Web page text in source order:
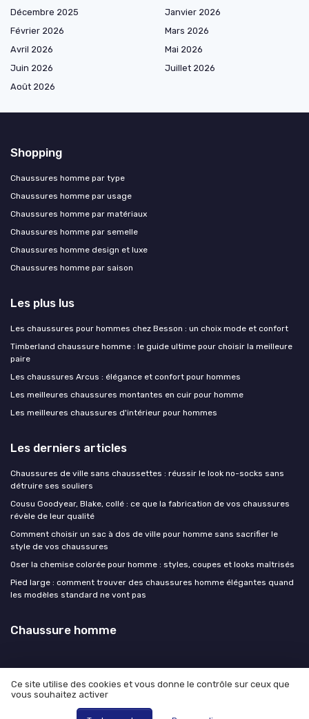
Décembre 2025
Janvier 2026
Février 2026
Mars 2026
Avril 2026
Mai 2026
Juin 2026
Juillet 2026
Août 2026
Shopping
Chaussures homme par type
Chaussures homme par usage
Chaussures homme par matériaux
Chaussures homme par semelle
Chaussures homme design et luxe
Chaussures homme par saison
Les plus lus
Les chaussures pour hommes chez Besson : un choix mode et confort
Timberland chaussure homme : le guide ultime pour choisir la meilleure
paire
Les chaussures Arcus : élégance et confort pour hommes
Les meilleures chaussures montantes en cuir pour homme
Les meilleures chaussures d'intérieur pour hommes
Les derniers articles
Chaussures de ville sans chaussettes : réussir le look no-socks sans
détruire ses souliers
Cousu Goodyear, Blake, collé : ce que la fabrication de vos chaussures
révèle de leur qualité
Comment choisir un sac à dos de ville pour homme sans sacrifier le
style de vos chaussures
Oser la chemise colorée pour homme : styles, coupes et looks maîtrisés
Pied large : comment trouver des chaussures homme élégantes quand
les modèles standard ne vont pas
Chaussure homme
Mentions légales
Ce site utilise des cookies et vous donne le contrôle sur ceux que
vous souhaitez activer